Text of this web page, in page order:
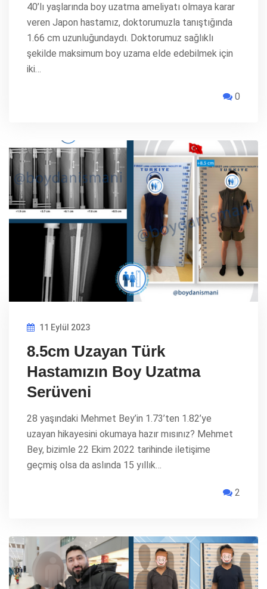
40’lı yaşlarında boy uzatma ameliyatı olmaya karar
veren Japon hastamız, doktorumuzla tanıştığında
1.66 cm uzunluğundaydı. Doktorumuz sağlıklı
şekilde maksimum boy uzama elde edebilmek için
iki…
0
11 Eylül 2023
8.5cm Uzayan Türk
Hastamızın Boy Uzatma
Serüveni
28 yaşındaki Mehmet Bey’in 1.73’ten 1.82’ye
uzayan hikayesini okumaya hazır mısınız? Mehmet
Bey, bizimle 22 Ekim 2022 tarihinde iletişime
geçmiş olsa da aslında 15 yıllık…
2